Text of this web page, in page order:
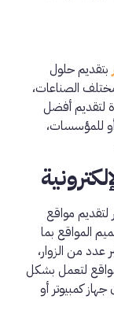
بتقديم حلول
الصناعات،
لتقديم أفضل
للمؤسسات،
مواقع
المواقع بما
من الزوار،
لتعمل بشكل
كمبيوتر أو